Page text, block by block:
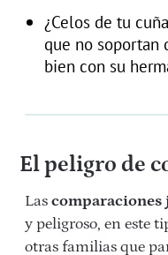
¿Celos de tu
que no soportan
bien con su
El peligro de
Las
y peligroso, en este
otras familias que